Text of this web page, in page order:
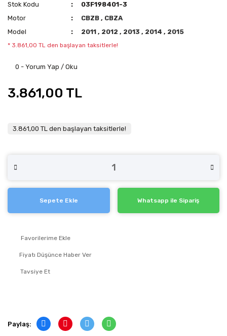
Stok Kodu
03F198401-3
Motor
CBZB, CBZA
Model
2011, 2012, 2013, 2014, 2015
* 3.861,00 TL den başlayan taksitlerle!
0 - Yorum Yap / Oku
3.861,00 TL
3.861,00 TL den başlayan taksitlerle!
Sepete Ekle Whatsapp ile Sipariş
Fiyatı Düşünce Haber Ver
Tavsiye Et
Paylaş: